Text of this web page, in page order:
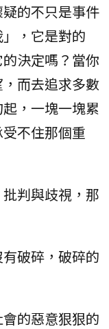
的不只是事件
，它是對的
決定嗎？當你
而去追求多數
，一塊一塊累
不住那個重
判與歧視，那
破碎，破碎的
的惡意狠狠的